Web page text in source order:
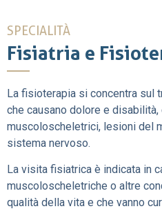
SPECIALITÀ
Fisiatria e
La fisioterapia si concentra sul
che causano dolore e
muscoloscheletrici, lesioni del
sistema nervoso.
La visita fisiatrica è indicata in
muscoloscheletriche o altre
qualità della vita e che vanno